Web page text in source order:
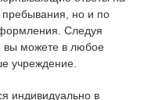
пребывания, но и по
Следуя
вы можете в любое
учреждение.
индивидуально в